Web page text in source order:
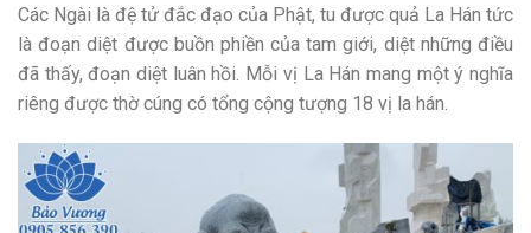
Các Ngài là đệ tử đắc đạo của Phật, tu được quả La Hán tức
là đoạn diệt được buồn phiền của tam giới, diệt những điều
đã thấy, đoạn diệt luân hồi. Mỗi vị La Hán mang một ý nghĩa
riêng được thờ cúng có tổng cộng tượng 18 vị la hán.